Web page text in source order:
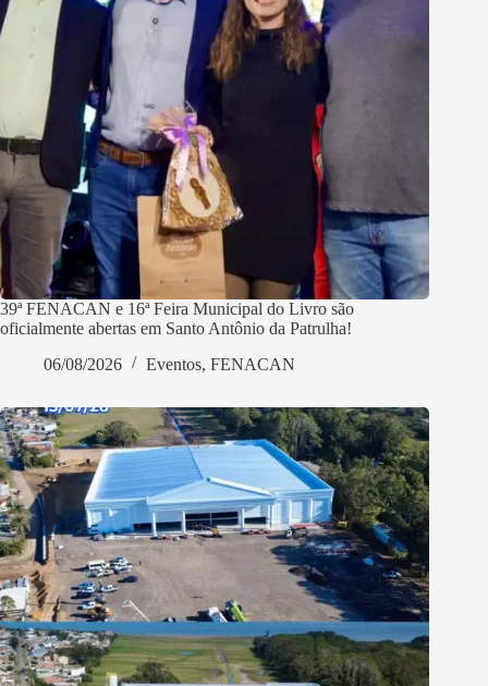
39ª FENACAN e 16ª Feira Municipal do Livro são
oficialmente abertas em Santo Antônio da Patrulha!
06/08/2026
Eventos, FENACAN